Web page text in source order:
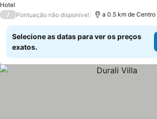
Hotel
/ Pontuação não disponível a 0.5 km de
Selecione as datas para ver os preços
exatos.